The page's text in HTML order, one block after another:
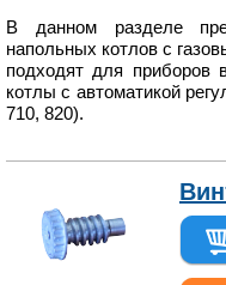
В данном разделе
напольных котлов с
подходят для приборов
котлы с автоматикой
710, 820).